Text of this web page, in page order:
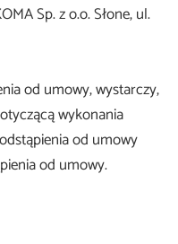
Sp. z o.o. Słone, ul.
od umowy, wystarczy,
wykonania
od umowy
od umowy.